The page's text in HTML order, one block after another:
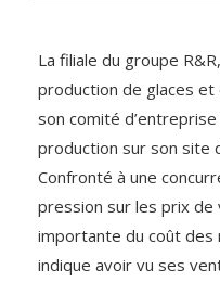
La filiale du groupe
production de glaces
son comité
production sur son site
Confronté à une
pression sur les prix de
importante du coût
indique avoir vu ses